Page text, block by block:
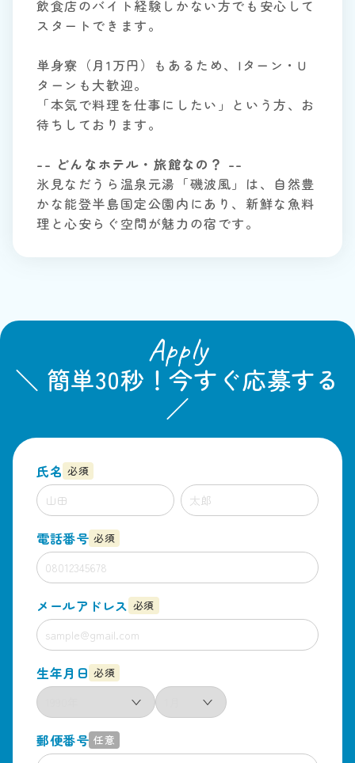
飲食店のバイト経験しかない方でも安心して
スタートできます。
単身寮（月1万円）もあるため、Iターン・U
ターンも大歓迎。
「本気で料理を仕事にしたい」という方、お
待ちしております。
-- どんなホテル・旅館なの？ --
氷見なだうら温泉元湯「磯波風」は、自然豊
かな能登半島国定公園内にあり、新鮮な魚料
理と心安らぐ空間が魅力の宿です。
Apply
＼ 簡単30秒！今すぐ応募する
／
氏名 必須
電話番号 必須
メールアドレス 必須
生年月日 必須
郵便番号 任意